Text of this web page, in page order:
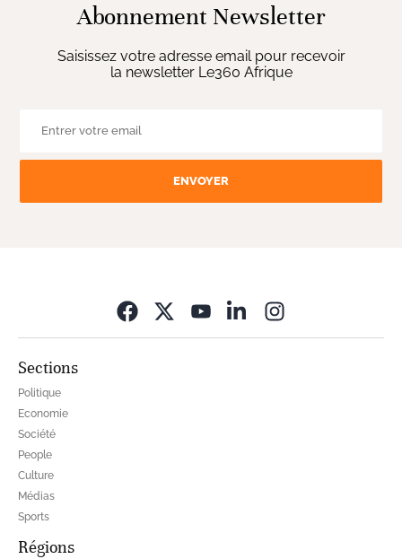
Abonnement Newsletter
Saisissez votre adresse email pour recevoir
la newsletter Le360 Afrique
ENVOYER
Sections
Politique
Economie
Société
People
Culture
Médias
Sports
Régions